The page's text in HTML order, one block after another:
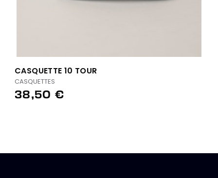
CASQUETTE 10 TOUR
CASQUETTES
38,50 €